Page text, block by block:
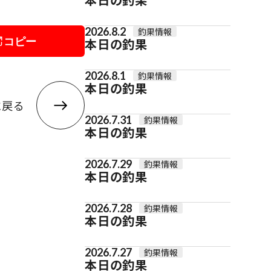
コピー
る
2026.8.2 釣果情報
本日の釣果
2026.8.1 釣果情報
本日の釣果
2026.7.31 釣果情報
本日の釣果
2026.7.29 釣果情報
本日の釣果
2026.7.28 釣果情報
本日の釣果
2026.7.27 釣果情報
本日の釣果